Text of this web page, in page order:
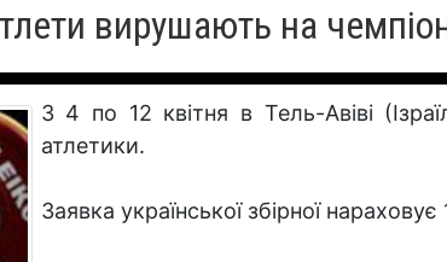
вирушають на
З 4 по 12 квітня в Тель-Авіві
атлетики.
Заявка української збірної